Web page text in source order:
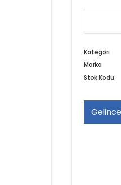
Kategori
Marka
Stok Kodu